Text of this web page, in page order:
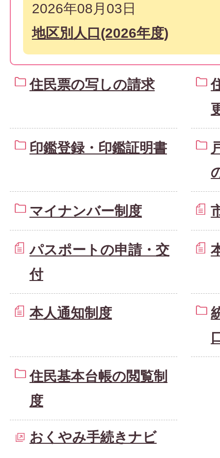
2026年08月03日
地区別人口(2026年度)
住民票の写しの請求
印鑑登録・印鑑証明書
マイナンバー制度
パスポートの申請・交
付
本人通知制度
住民基本台帳の閲覧制
度
おくやみ手続きナビ